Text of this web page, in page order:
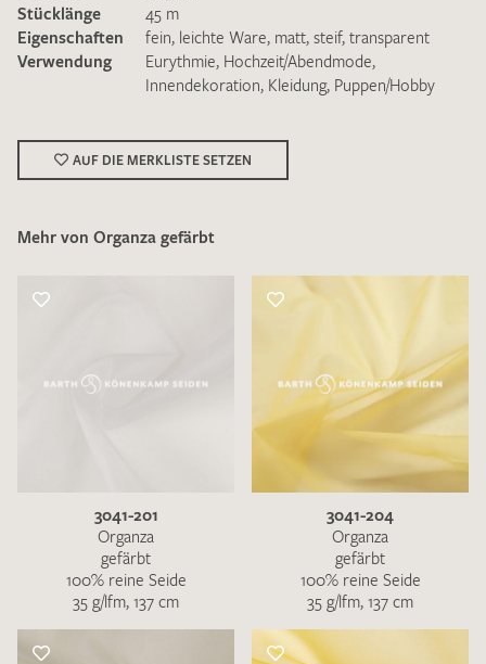
Ich bin damit einverstanden, dass meine angegebenen Daten
zur Beantwortung meiner Musteranfrage genutzt werden.
DieDatenschutzbestimmungenhabe ich zur Kenntnis
genommen und akzeptiere diese.
Stücklänge
45 m
Eigenschaften
fein, leichte Ware, matt, steif, transparent
Verwendung
Eurythmie, Hochzeit/Abendmode,
Innendekoration, Kleidung, Puppen/Hobby
AUF DIE MERKLISTE SETZEN
Mehr von Organza gefärbt
3041-201
Organza
gefärbt
100% reine Seide
35 g/lfm, 137 cm
3041-204
Organza
gefärbt
100% reine Seide
35 g/lfm, 137 cm